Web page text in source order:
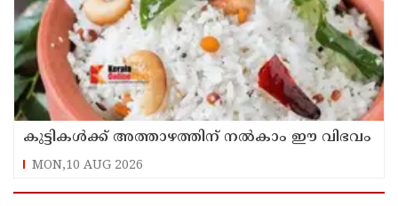
കുട്ടികൾക്ക് അത്താഴത്തിന് നൽകാം ഈ വിഭവം
MON,10 AUG 2026